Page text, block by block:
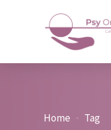
Home Tag